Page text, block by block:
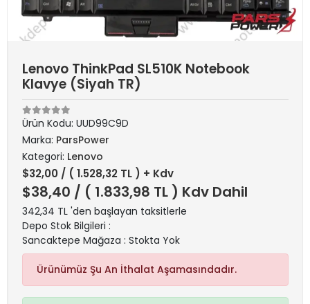
Lenovo ThinkPad SL510K Notebook
Klavye (Siyah TR)
Ürün Kodu: UUD99C9D
Marka: ParsPower
Kategori: Lenovo
$32,00 / ( 1.528,32 TL ) + Kdv
$38,40 / ( 1.833,98 TL ) Kdv Dahil
342,34 TL 'den başlayan taksitlerle
Depo Stok Bilgileri :
Sancaktepe Mağaza : Stokta Yok
Ürünümüz Şu An İthalat Aşamasındadır.